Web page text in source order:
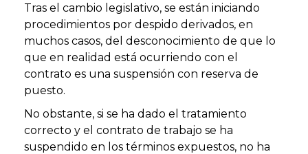
Tras el cambio legislativo, se están iniciando
procedimientos por despido derivados, en
muchos casos, del desconocimiento de que lo
que en realidad está ocurriendo con el
contrato es una suspensión con reserva de
puesto.
No obstante, si se ha dado el tratamiento
correcto y el contrato de trabajo se ha
suspendido en los términos expuestos, no ha